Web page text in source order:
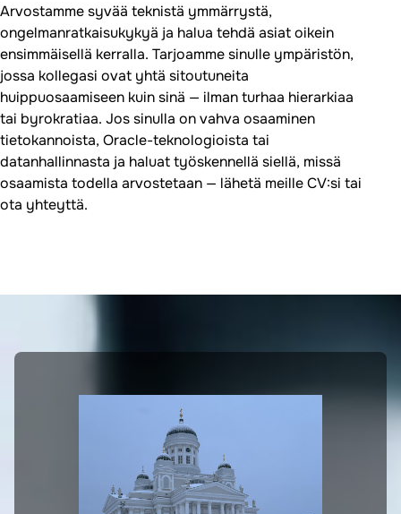
Arvostamme syvää teknistä ymmärrystä,
ongelmanratkaisukykyä ja halua tehdä asiat oikein
ensimmäisellä kerralla. Tarjoamme sinulle ympäristön,
jossa kollegasi ovat yhtä sitoutuneita
huippuosaamiseen kuin sinä — ilman turhaa hierarkiaa
tai byrokratiaa. Jos sinulla on vahva osaaminen
tietokannoista, Oracle-teknologioista tai
datanhallinnasta ja haluat työskennellä siellä, missä
osaamista todella arvostetaan — lähetä meille CV:si tai
ota yhteyttä.